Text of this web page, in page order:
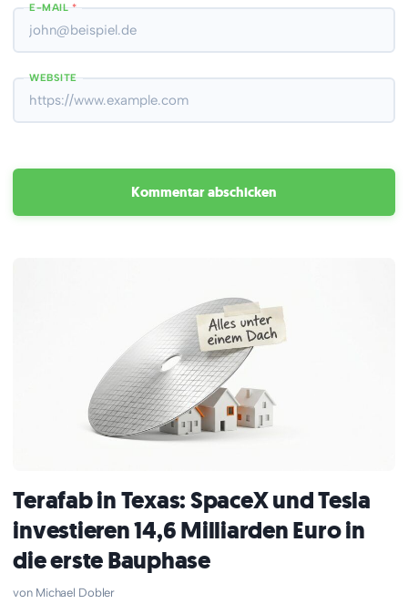
E-MAIL*
WEBSITE
Terafab in Texas: SpaceX und Tesla
investieren 14,6 Milliarden Euro in
die erste Bauphase
Michael Dobler